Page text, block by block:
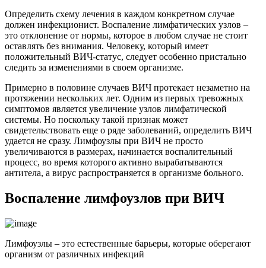
Определить схему лечения в каждом конкретном случае
должен инфекционист. Воспаление лимфатических узлов –
это отклонение от нормы, которое в любом случае не стоит
оставлять без внимания. Человеку, который имеет
положительный ВИЧ-статус, следует особенно пристально
следить за изменениями в своем организме.
Примерно в половине случаев ВИЧ протекает незаметно на
протяжении нескольких лет. Одним из первых тревожных
симптомов является увеличение узлов лимфатической
системы. Но поскольку такой признак может
свидетельствовать еще о ряде заболеваний, определить ВИЧ
удается не сразу. Лимфоузлы при ВИЧ не просто
увеличиваются в размерах, начинается воспалительный
процесс, во время которого активно вырабатываются
антитела, а вирус распространяется в организме больного.
Воспаление лимфоузлов при ВИЧ
Лимфоузлы – это естественные барьеры, которые оберегают
организм от различных инфекций